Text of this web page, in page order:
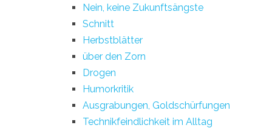
Nein, keine Zukunftsängste
Schnitt
Herbstblätter
über den Zorn
Drogen
Humorkritik
Ausgrabungen, Goldschürfungen
Technikfeindlichkeit im Alltag